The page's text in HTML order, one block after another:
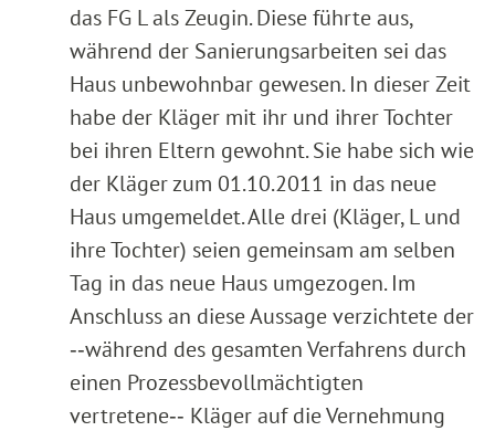
das FG L als Zeugin. Diese führte aus,
während der Sanierungsarbeiten sei das
Haus unbewohnbar gewesen. In dieser Zeit
habe der Kläger mit ihr und ihrer Tochter
bei ihren Eltern gewohnt. Sie habe sich wie
der Kläger zum 01.10.2011 in das neue
Haus umgemeldet. Alle drei (Kläger, L und
ihre Tochter) seien gemeinsam am selben
Tag in das neue Haus umgezogen. Im
Anschluss an diese Aussage verzichtete der
‑‑während des gesamten Verfahrens durch
einen Prozessbevollmächtigten
vertretene‑‑ Kläger auf die Vernehmung